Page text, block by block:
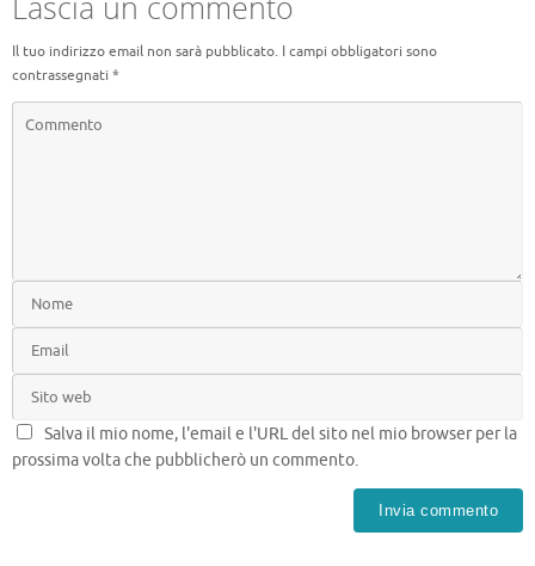
Il tuo indirizzo email non sarà pubblicato. I campi obbligatori sono
contrassegnati *
Salva il mio nome, l'email e l'URL del sito nel mio browser per la
prossima volta che pubblicherò un commento.